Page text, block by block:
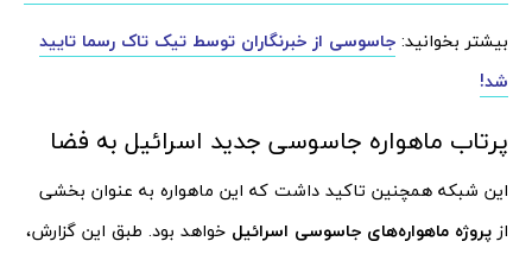
بیشتر بخوانید: جاسوسی از خبرنگاران توسط تیک تاک رسما تایید
شد!
پرتاب ماهواره جاسوسی جدید اسرائیل به فضا
این شبکه همچنین تاکید داشت که این ماهواره به عنوان بخشی
از پروژه ماهواره‌های جاسوسی اسرائیل خواهد بود. طبق این گزارش،